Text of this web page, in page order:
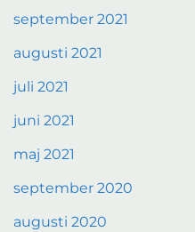
september 2021
augusti 2021
juli 2021
juni 2021
maj 2021
september 2020
augusti 2020